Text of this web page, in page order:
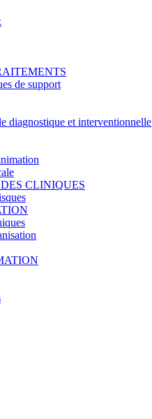
de support
diagnostique et interventionnelle
CLINIQUES